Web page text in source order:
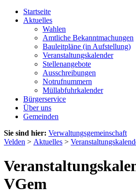
Startseite
Aktuelles
Wahlen
Amtliche Bekanntmachungen
Bauleitpläne (in Aufstellung)
Veranstaltungskalender
Stellenangebote
Ausschreibungen
Notrufnummern
Müllabfuhrkalender
Bürgerservice
Über uns
Gemeinden
Sie sind hier: Verwaltungsgemeinschaft
Velden > Aktuelles >
VGem